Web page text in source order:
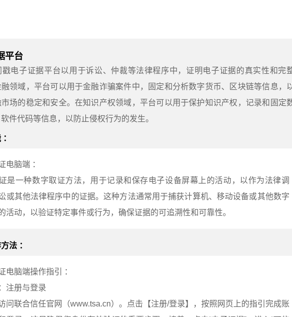
平台
戳电子证据平台以用于诉讼、仲裁等法律程序中，证明电子证据的真实性和完
领域，平台可以用于金融诈骗案件中，固定和分析数字货币、区块链等信息，
场的稳定和安全。在知识产权领域，平台可以用于保护知识产权，记录和固定
件代码等信息，以防止侵权行为的发生。
电脑端 ：
是一种数字取证方法，用于记录和保存电子设备屏幕上的活动，以作为法律调
或其他法律程序中的证据。这种方法通常用于捕获计算机、移动设备或其他数字
活动，以验证特定事件或行为，确保证据的可追溯性和可靠性。
法 ：
电脑端操作指引 ：
注册与登录
问联合信任官网（www.tsa.cn）。点击【注册/登录】，按照网页上的指引完成账